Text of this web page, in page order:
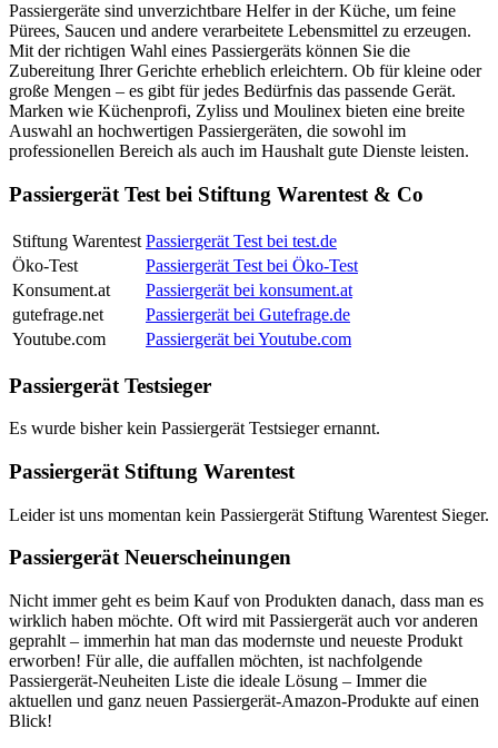
Passiergeräte sind unverzichtbare Helfer in der Küche, um feine
Pürees, Saucen und andere verarbeitete Lebensmittel zu erzeugen.
Mit der richtigen Wahl eines Passiergeräts können Sie die
Zubereitung Ihrer Gerichte erheblich erleichtern. Ob für kleine oder
große Mengen – es gibt für jedes Bedürfnis das passende Gerät.
Marken wie Küchenprofi, Zyliss und Moulinex bieten eine breite
Auswahl an hochwertigen Passiergeräten, die sowohl im
professionellen Bereich als auch im Haushalt gute Dienste leisten.
Passiergerät Test bei Stiftung Warentest & Co
Stiftung Warentest Passiergerät Test bei test.de
Öko-Test
Passiergerät Test bei Öko-Test
Konsument.at
Passiergerät bei konsument.at
gutefrage.net
Passiergerät bei Gutefrage.de
Youtube.com
Passiergerät bei Youtube.com
Passiergerät Testsieger
Es wurde bisher kein Passiergerät Testsieger ernannt.
Passiergerät Stiftung Warentest
Leider ist uns momentan kein Passiergerät Stiftung Warentest Sieger.
Passiergerät Neuerscheinungen
Nicht immer geht es beim Kauf von Produkten danach, dass man es
wirklich haben möchte. Oft wird mit Passiergerät auch vor anderen
geprahlt – immerhin hat man das modernste und neueste Produkt
erworben! Für alle, die auffallen möchten, ist nachfolgende
Passiergerät-Neuheiten Liste die ideale Lösung – Immer die
aktuellen und ganz neuen Passiergerät-Amazon-Produkte auf einen
Blick!